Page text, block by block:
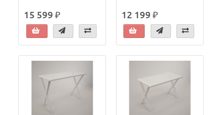
15 599 ₽ 12 199 ₽